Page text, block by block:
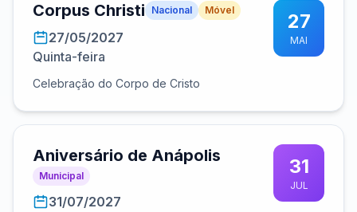
Corpus Christi Nacional Móvel
27/05/2027
Quinta-feira
Celebração do Corpo de Cristo
27
MAI
Aniversário de Anápolis
Municipal
31/07/2027
31
JUL